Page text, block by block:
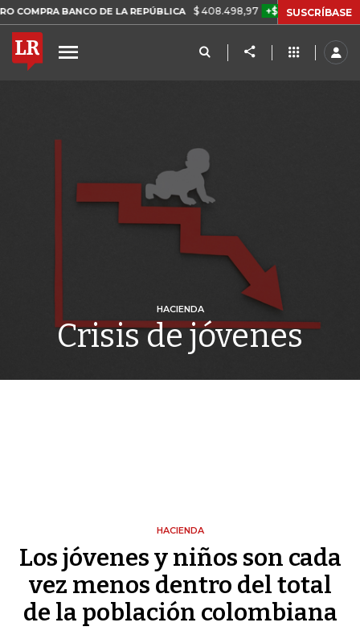
BANCO DE LA REPÚBLICA $ 408.498,97 +$ 8.753,81 +2,19%
SUSCRÍBASE
HACIENDA
Crisis de jóvenes
HACIENDA
Los jóvenes y niños son cada
vez menos dentro del total
de la población colombiana